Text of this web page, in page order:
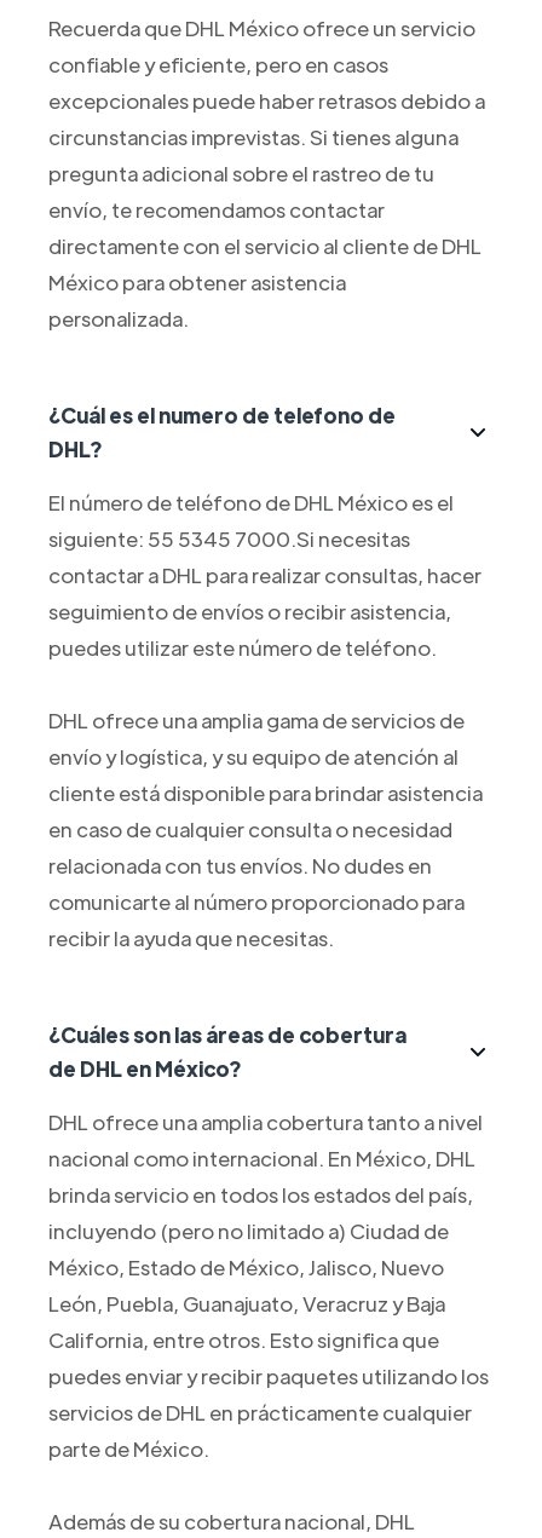
Recuerda que DHL México ofrece un servicio
confiable y eficiente, pero en casos
excepcionales puede haber retrasos debido a
circunstancias imprevistas. Si tienes alguna
pregunta adicional sobre el rastreo de tu
envío, te recomendamos contactar
directamente con el servicio al cliente de DHL
México para obtener asistencia
personalizada.
¿Cuál es el numero de telefono de
DHL?
El número de teléfono de DHL México es el
siguiente: 55 5345 7000.Si necesitas
contactar a DHL para realizar consultas, hacer
seguimiento de envíos o recibir asistencia,
puedes utilizar este número de teléfono.
DHL ofrece una amplia gama de servicios de
envío y logística, y su equipo de atención al
cliente está disponible para brindar asistencia
en caso de cualquier consulta o necesidad
relacionada con tus envíos. No dudes en
comunicarte al número proporcionado para
recibir la ayuda que necesitas.
¿Cuáles son las áreas de cobertura
de DHL en México?
DHL ofrece una amplia cobertura tanto a nivel
nacional como internacional. En México, DHL
brinda servicio en todos los estados del país,
incluyendo (pero no limitado a) Ciudad de
México, Estado de México, Jalisco, Nuevo
León, Puebla, Guanajuato, Veracruz y Baja
California, entre otros. Esto significa que
puedes enviar y recibir paquetes utilizando los
servicios de DHL en prácticamente cualquier
parte de México.
Además de su cobertura nacional, DHL